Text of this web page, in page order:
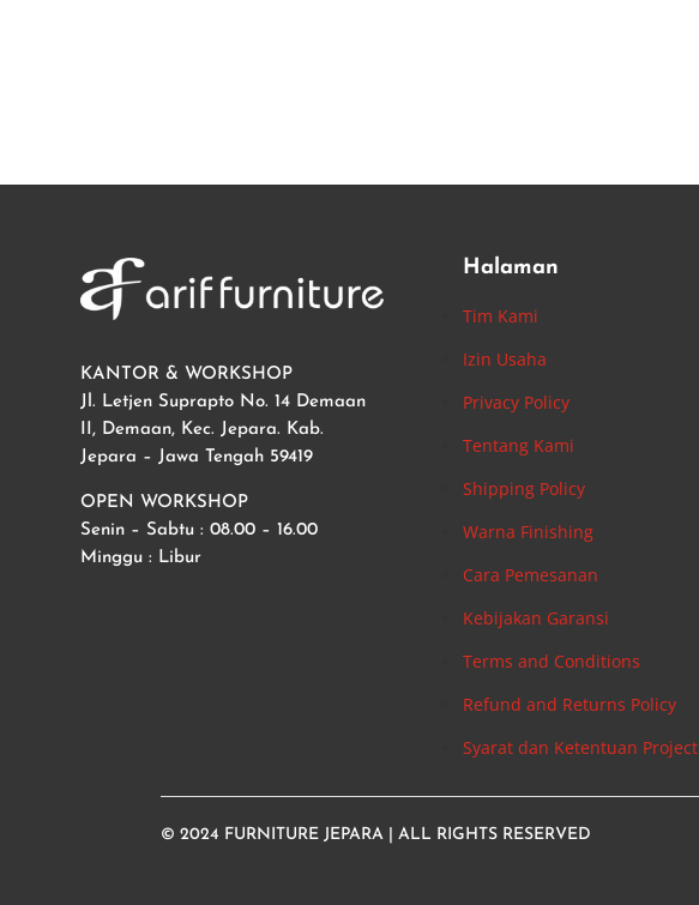
KANTOR & WORKSHOP
Jl. Letjen Suprapto No. 14 Demaan
II, Demaan, Kec. Jepara. Kab.
Jepara – Jawa Tengah 59419
OPEN WORKSHOP
Senin – Sabtu : 08.00 – 16.00
Minggu : Libur
Halaman
Tim Kami
Izin Usaha
Privacy Policy
Tentang Kami
Shipping Policy
Warna Finishing
Cara Pemesanan
Kebijakan Garansi
Terms and Conditions
Refund and Returns Policy
Syarat dan Ketentuan Project
© 2024 FURNITURE JEPARA | ALL RIGHTS RESERVED